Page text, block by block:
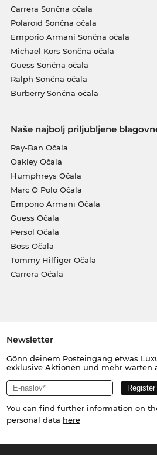
Carrera Sončna očala
Polaroid Sončna očala
Emporio Armani Sončna očala
Michael Kors Sončna očala
Guess Sončna očala
Ralph Sončna očala
Burberry Sončna očala
Naše najbolj priljubljene
Ray-Ban Očala
Oakley Očala
Humphreys Očala
Marc O Polo Očala
Emporio Armani Očala
Guess Očala
Persol Očala
Boss Očala
Tommy Hilfiger Očala
Carrera Očala
Newsletter
Gönn deinem Posteingang etwas
exklusive Aktionen und mehr warten
You can find further information on
personal data here